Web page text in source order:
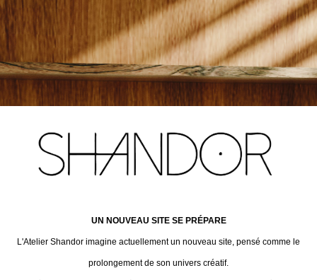
UN NOUVEAU SITE SE PRÉPARE
L'Atelier Shandor imagine actuellement un nouveau site, pensé comme le
prolongement de son univers créatif.